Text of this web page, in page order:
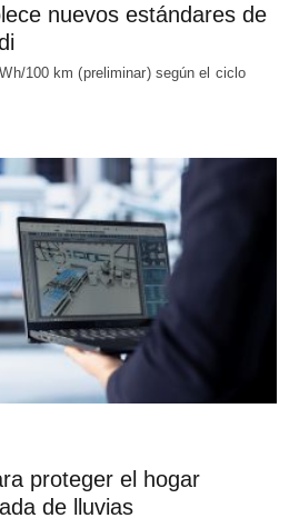
nuevos estándares de
100 km (preliminar) según el ciclo
proteger el hogar
de lluvias